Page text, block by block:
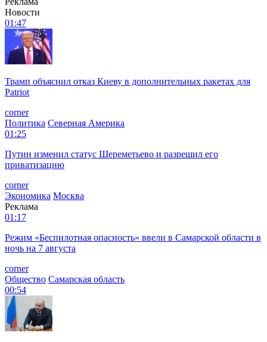
Новости
01:47
Трамп объяснил отказ Киеву в дополнительных ракетах для
Patriot
corner
Политика Северная Америка
01:25
Путин изменил статус Шереметьево и разрешил его
приватизацию
corner
Экономика Москва
Реклама
01:17
Режим «Беспилотная опасность» ввели в Самарской области в
ночь на 7 августа
corner
Общество Самарская область
00:54